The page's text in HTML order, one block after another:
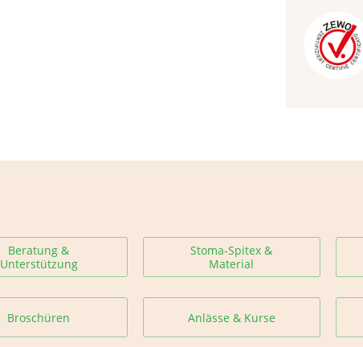
Beratung &
Unterstützung
Stoma-Spitex &
Material
Broschüren Anlässe & Kurse